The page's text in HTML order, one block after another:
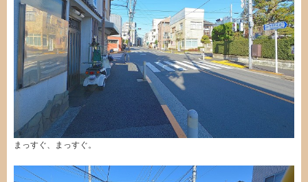
まっすぐ、まっすぐ。